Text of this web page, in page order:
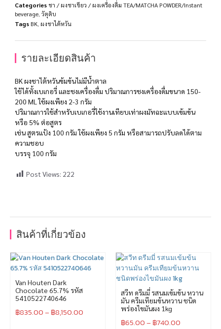
Categories ชา / ผงชาเขียว / ผงเครื่องดื่ม TEA/MATCHA POWDER/Instant
beverage วัตุดิบ
Tags BK ผงชาไต้หวัน
รายละเอียดสินค้า
BK ผงชาไต้หวันข้มข้นไม่มีน้ำตาล
ใช้ได้ทั้งเบเกอรี่ และชงเครื่องดื่ม ปริมาณการชงเครื่องดื่มขนาด 150-
200 ML ใช้ผงเพียง 2-3 กรัม
ปริมาณการใช้สำหรับเบเกอรี่ใช้งานเทียบเท่าผงมัทฉะแบบเข้มข้น
หรือ 5% ต่อสูตร
เช่น สูตรแป้ง 100 กรัม ใช้ผงเพียง 5 กรัม หรือสามารถปรับลดได้ตาม
ความชอบ
บรรจุ 100 กรัม
Post Views: 222
สินค้าที่เกี่ยวข้อง
Van Houten Dark
Chocolate 65.7% รหัส
5410522740646
฿835.00– ฿8,150.00
สวีท ดรีมมี่ รสนมเข้มข้น หวาน
มัน ครีมเทียมข้นหวาน ชนิด
พร่องไขมันผง 1kg
฿65.00– ฿740.00